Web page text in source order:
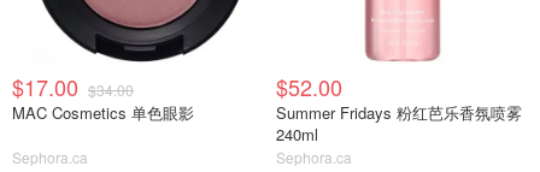
$17.00 $34.00
MAC Cosmetics 单色眼影
Sephora.ca
$52.00
Summer Fridays 粉红芭乐香氛喷雾
240ml
Sephora.ca